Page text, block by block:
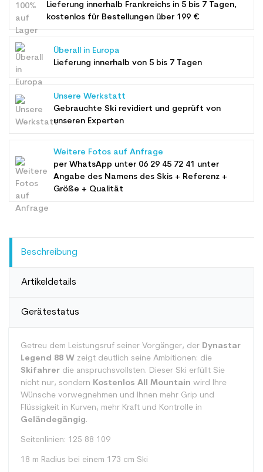
Lieferung innerhalb Frankreichs in 5 bis 7 Tagen,
kostenlos für Bestellungen über 199 €
Überall in Europa
Lieferung innerhalb von 5 bis 7 Tagen
Unsere Werkstatt
Gebrauchte Ski revidiert und geprüft von
unseren Experten
Weitere Fotos auf Anfrage
per WhatsApp unter 06 29 45 72 41 unter
Angabe des Namens des Skis + Referenz +
Größe + Qualität
Beschreibung
Artikeldetails
Gerätestatus
Getreu dem Leistungsruf seiner Vorgänger, der Dynastar
Legend 88 W zeigt deutlich seine Ambitionen: die
Skifahrer die anspruchsvollsten. Dieser Ski erfüllt Sie
nicht nur, sondern Kostenlos All Mountain wird Ihre
Wünsche vorwegnehmen und Ihnen mehr Grip und
Flüssigkeit in Kurven, mehr Kraft und Kontrolle in
Geländegängig.
Seitenlinien: 125 88 109
18 m Radius bei einem 173 cm Ski